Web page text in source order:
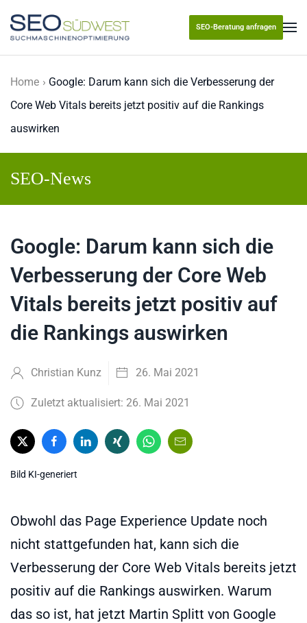
Skip to main content
SEO-Beratung anfragen
Home
Google: Darum kann sich die Verbesserung der
Core Web Vitals bereits jetzt positiv auf die Rankings
auswirken
SEO-News
Google: Darum kann sich die
Verbesserung der Core Web
Vitals bereits jetzt positiv auf
die Rankings auswirken
Christian Kunz 26. Mai 2021
Zuletzt aktualisiert: 26. Mai 2021
Bild KI-generiert
Obwohl das Page Experience Update noch
nicht stattgefunden hat, kann sich die
Verbesserung der Core Web Vitals bereits jetzt
positiv auf die Rankings auswirken. Warum
das so ist, hat jetzt Martin Splitt von Google